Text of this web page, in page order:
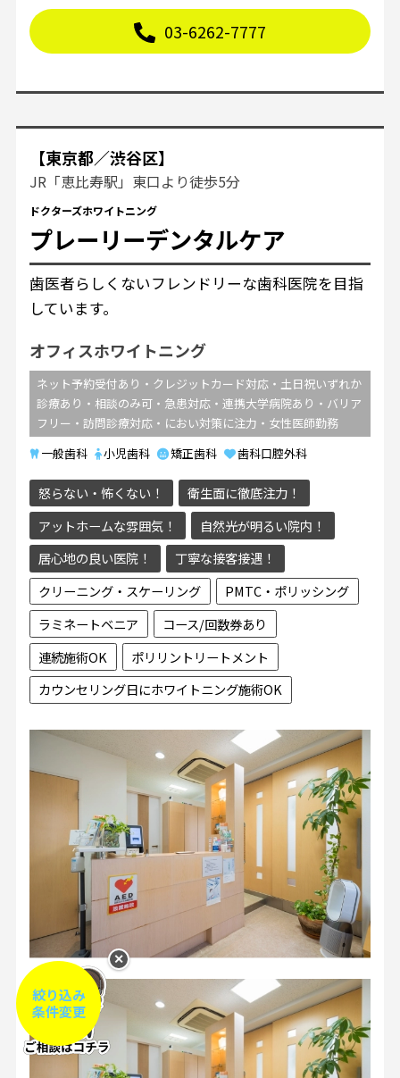
絞り込み
条件変更
03-6262-7777
【東京都／渋谷区】
JR「恵比寿駅」東口より徒歩5分
ドクターズホワイトニング
プレーリーデンタルケア
歯医者らしくないフレンドリーな歯科医院を目指
しています。
オフィスホワイトニング
ネット予約受付あり・クレジットカード対応・土日祝いずれか
診療あり・相談のみ可・急患対応・連携大学病院あり・バリア
フリー・訪問診療対応・におい対策に注力・女性医師勤務
一般歯科
小児歯科 矯正歯科 歯科口腔外科
怒らない・怖くない！
衛生面に徹底注力！
アットホームな雰囲気！
自然光が明るい院内！
居心地の良い医院！
丁寧な接客接遇！
クリーニング・スケーリング
PMTC・ポリッシング
ラミネートベニア
コース/回数券あり
連続施術OK
ポリリントリートメント
カウンセリング日にホワイトニング施術OK
✕